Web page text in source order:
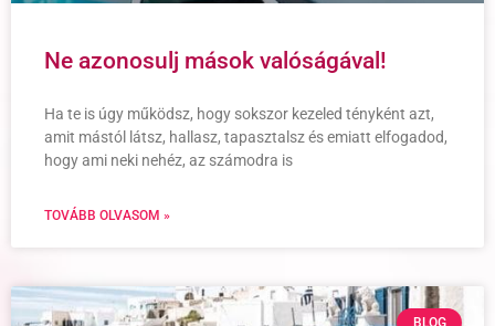
Ne azonosulj mások valóságával!
Ha te is úgy működsz, hogy sokszor kezeled tényként azt,
amit mástól látsz, hallasz, tapasztalsz és emiatt elfogadod,
hogy ami neki nehéz, az számodra is
TOVÁBB OLVASOM »
BLOG